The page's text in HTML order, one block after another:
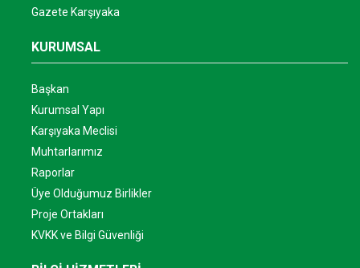
Gazete Karşıyaka
KURUMSAL
Başkan
Kurumsal Yapı
Karşıyaka Meclisi
Muhtarlarımız
Raporlar
Üye Olduğumuz Birlikler
Proje Ortakları
KVKK ve Bilgi Güvenliği